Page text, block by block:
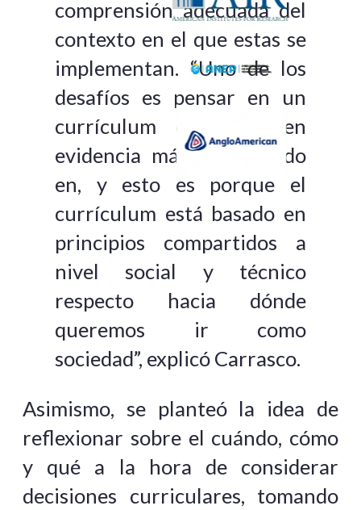
comprensión adecuada del
contexto en el que estas se
implementan. “Uno de los
desafíos es pensar en un
currículum orientado en
evidencia más que basado
en, y esto es porque el
currículum está basado en
principios compartidos a
nivel social y técnico
respecto hacia dónde
queremos ir como
sociedad”, explicó Carrasco.
Asimismo, se planteó la idea de
reflexionar sobre el cuándo, cómo
y qué a la hora de considerar
decisiones curriculares, tomando